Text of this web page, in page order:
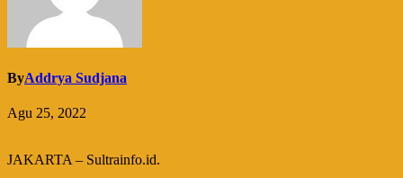
ByAddrya Sudjana
Agu 25, 2022
JAKARTA – Sultrainfo.id.